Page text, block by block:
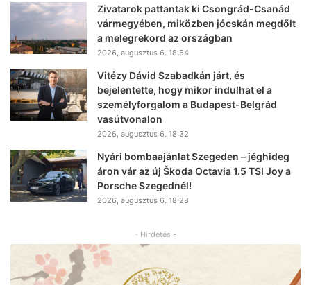
Zivatarok pattantak ki Csongrád-Csanád
vármegyében, miközben jócskán megdőlt
a melegrekord az országban
2026, augusztus 6. 18:54
Vitézy Dávid Szabadkán járt, és
bejelentette, hogy mikor indulhat el a
személyforgalom a Budapest-Belgrád
vasútvonalon
2026, augusztus 6. 18:32
Nyári bombaajánlat Szegeden – jéghideg
áron vár az új Škoda Octavia 1.5 TSI Joy a
Porsche Szegednél!
2026, augusztus 6. 18:28
- Hirdetés -